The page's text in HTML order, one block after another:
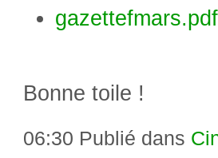
gazettefmars.pdf
Bonne toile !
06:30 Publié dans